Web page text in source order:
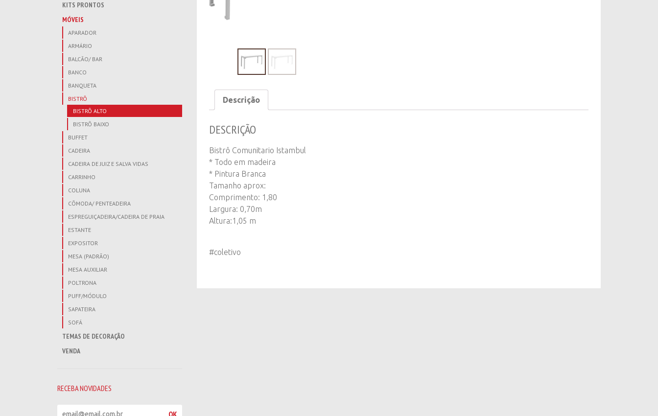
KITS PRONTOS
MÓVEIS
APARADOR
ARMÁRIO
BALCÃO/ BAR
BANCO
BANQUETA
BISTRÔ
BISTRÔ ALTO
BISTRÔ BAIXO
BUFFET
CADEIRA
CADEIRA DE JUIZ E SALVA VIDAS
CARRINHO
COLUNA
CÔMODA/ PENTEADEIRA
ESPREGUIÇADEIRA/CADEIRA DE PRAIA
ESTANTE
EXPOSITOR
MESA (PADRÃO)
MESA AUXILIAR
POLTRONA
PUFF/MÓDULO
SAPATEIRA
SOFÁ
TEMAS DE DECORAÇÃO
VENDA
RECEBA NOVIDADES
OK
Descrição
DESCRIÇÃO
Bistrô Comunitario Istambul
* Todo em madeira
* Pintura Branca
Tamanho aprox:
Comprimento: 1,80
Largura: 0,70m
Altura:1,05 m
#coletivo